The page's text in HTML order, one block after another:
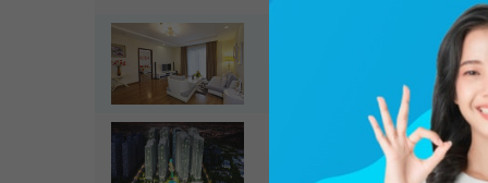
Times City - Park Hill
(Đã giao dịch - 05/2026)